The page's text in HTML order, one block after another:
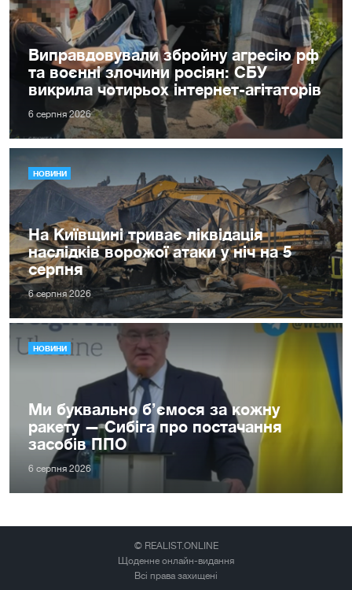
Виправдовували збройну агресію рф
та воєнні злочини росіян: СБУ
викрила чотирьох інтернет-агітаторів
6 серпня 2026
НОВИНИ
На Київщині триває ліквідація
наслідків ворожої атаки у ніч на 5
серпня
6 серпня 2026
НОВИНИ
Ми буквально б’ємося за кожну
ракету — Сибіга про постачання
засобів ППО
6 серпня 2026
© REALIST.ONLINE
Щоденне онлайн-видання
Всі права захищені